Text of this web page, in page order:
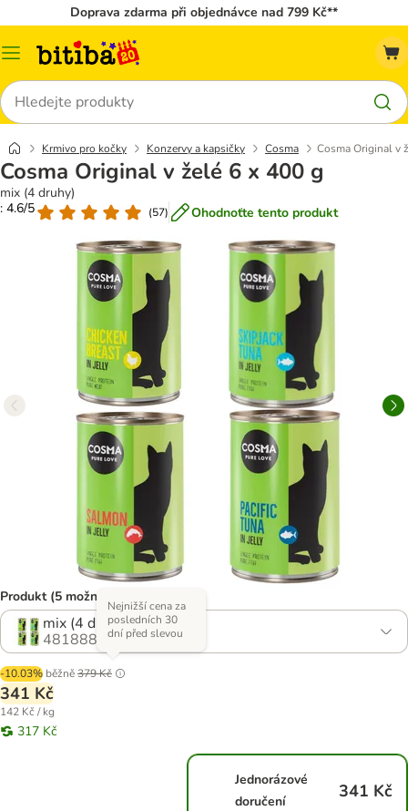
Doprava zdarma při objednávce nad 799 Kč**
Kategorie
Hledat
Krmivo pro kočky Konzervy a kapsičky Cosma Cosma Original v
Cosma Original v želé 6 x 400 g
mix (4 druhy)
: 4.6/5
(57) Ohodnoťte tento produkt
Produkt (5 možností)
mix (4 druhy)
481888.9
-10.03% běžně379 Kč
Nejnižší cena za
posledních 30
dní před slevou
341 Kč
142 Kč / kg
317 Kč
Jednorázové
doručení
341 Kč